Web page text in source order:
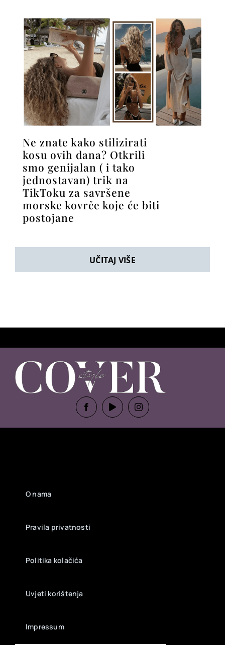
Ne znate kako stilizirati
kosu ovih dana? Otkrili
smo genijalan ( i tako
jednostavan) trik na
TikToku za savršene
morske kovrče koje će biti
postojane
UČITAJ VIŠE
O nama
Pravila privatnosti
Politika kolačića
Uvjeti korištenja
Impressum